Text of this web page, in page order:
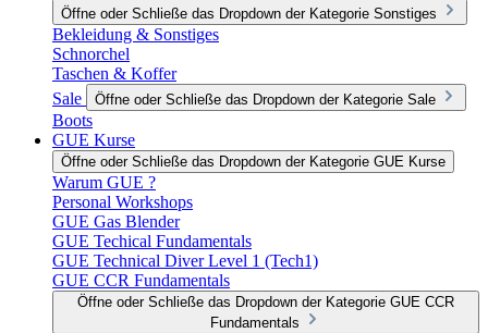
Öffne oder Schließe das Dropdown der Kategorie Sonstiges
Bekleidung & Sonstiges
Schnorchel
Taschen & Koffer
Sale
Öffne oder Schließe das Dropdown der Kategorie Sale
Boots
GUE Kurse
Öffne oder Schließe das Dropdown der Kategorie GUE Kurse
Warum GUE ?
Personal Workshops
GUE Gas Blender
GUE Techical Fundamentals
GUE Technical Diver Level 1 (Tech1)
GUE CCR Fundamentals
Öffne oder Schließe das Dropdown der Kategorie GUE CCR
Fundamentals